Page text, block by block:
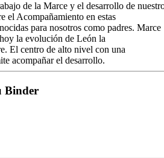
de la Marce y el desarrollo de
el Acompañamiento en estas
para nosotros como padres. Marce
la evolución de León la
El centro de alto nivel con una
acompañar el desarrollo.
Binder